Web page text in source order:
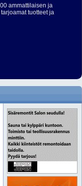
ammattilaisen ja
tuotteet ja